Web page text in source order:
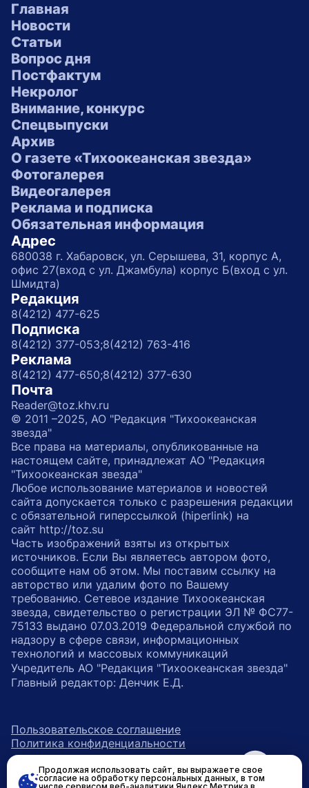
Главная
Новости
Статьи
Вопрос дня
Постфактум
Некролог
Внимание, конкурс
Спецвыпуски
Архив
О газете «Тихоокеанская звезда»
Фотогалерея
Видеогалерея
Реклама и подписка
Обязательная информация
Адрес
680038 г. Хабаровск, ул. Серышева, 31, корпус А,
офис 27(вход с ул. Джамбула) корпус Б(вход с ул.
Шмидта)
Редакция
8(4212) 477-625
Подписка
8(4212) 377-053;8(4212) 763-416
Реклама
8(4212) 477-650;8(4212) 377-630
Почта
Reader@toz.khv.ru
© 2011 –2025, АО "Редакция "Тихоокеанская
звезда"
Все права на материалы, опубликованные на
настоящем сайте, принадлежат АО "Редакция
"Тихоокеанская звезда"
Любое использование материалов и новостей
сайта допускается только с разрешения редакции
с обязательной гиперссылкой (hiperlink) на
сайт http://toz.su
Часть изображений взяты из открытых
источников. Если Вы являетесь автором фото,
сообщите нам об этом. Мы поставим ссылку на
авторство или удалим фото по Вашему
требованию. Сетевое издание Тихоокеанская
звезда, свидетельство о регистрации ЭЛ № ФС77-
75133 выдано 07.03.2019 Федеральной службой по
надзору в сфере связи, информационных
технологий и массовых коммуникаций
Учредитель АО "Редакция "Тихоокеанская звезда"
Главный редактор: Денчик Е.Д.
Пользовательское соглашение
Политика конфиденциальности
ссылка на главную
возрастное ограничение 16+
Продолжая использовать сайт, вы выражаете свое
согласие на обработку персональных данных, в том